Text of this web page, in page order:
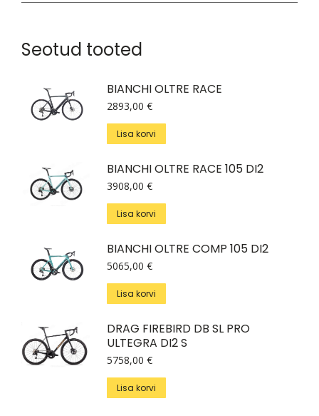
Seotud tooted
BIANCHI OLTRE RACE
2893,00 €
Lisa korvi
BIANCHI OLTRE RACE 105 DI2
3908,00 €
Lisa korvi
BIANCHI OLTRE COMP 105 DI2
5065,00 €
Lisa korvi
DRAG FIREBIRD DB SL PRO
ULTEGRA DI2 S
5758,00 €
Lisa korvi